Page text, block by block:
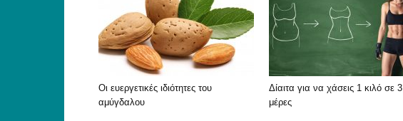
Οι ευεργετικές ιδιότητες του
αμύγδαλου
Δίαιτα για να χάσεις 1 κιλό σε 3
μέρες